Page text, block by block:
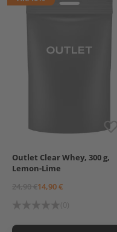
Outlet Clear Whey, 300 g,
Lemon-Lime
24,90 €14,90 €